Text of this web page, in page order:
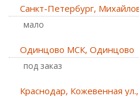
Санкт-Петербург,
Мало
Одинцово МСК, Одинцово
Под заказ
Краснодар, Кожевенная